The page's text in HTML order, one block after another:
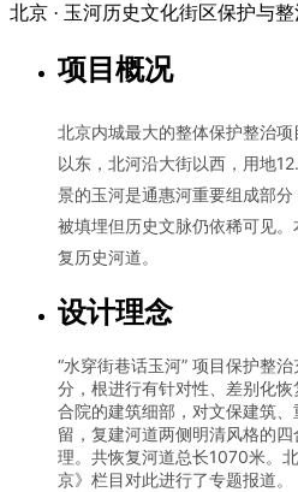
北京 · 玉河历史文化街区保护与整
项目概况
北京内城最大的整体保护整治
以东，北河沿大街以西，用地
景的玉河是通惠河重要组成部
被填埋但历史文脉仍依稀可见
复历史河道。
设计理念
“水穿街巷话玉河” 项目保护整
分，根进行有针对性、差别化
合院的建筑细部，对文保建筑
留，复建河道两侧明清风格的
理。共恢复河道总长1070米。
京》栏目对此进行了专题报道。